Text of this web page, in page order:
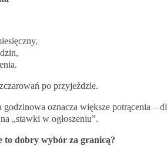
po przyjeździe.
godzinowa oznacza większe potrącenia –
„stawki w ogłoszeniu”.
to dobry wybór za granicą?